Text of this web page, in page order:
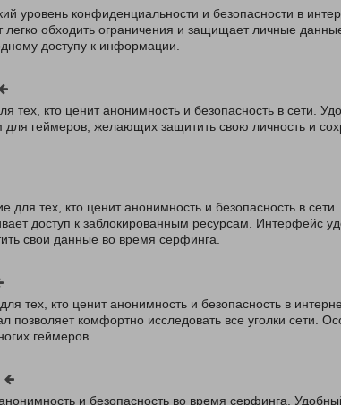
уровень конфиденциальности и безопасности в
обходить ограничения и защищает личные
доступу к информации.
тех, кто ценит анонимность и безопасность в сети.
геймеров, желающих защитить свою личность и
тех, кто ценит анонимность и безопасность в
доступ к заблокированным ресурсам. Интерфейс
свои данные во время серфинга.
тех, кто ценит анонимность и безопасность в
позволяет комфортно исследовать все уголки сети.
геймеров.
и безопасность во время серфинга.